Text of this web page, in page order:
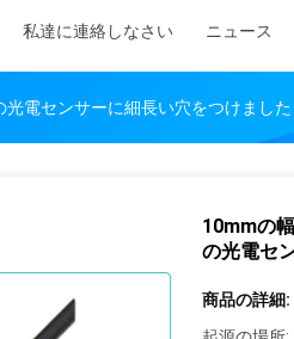
私達に連絡しなさい ニュース
電センサーに細長い穴をつけました
10mmの
の光電セ
商品の詳細: